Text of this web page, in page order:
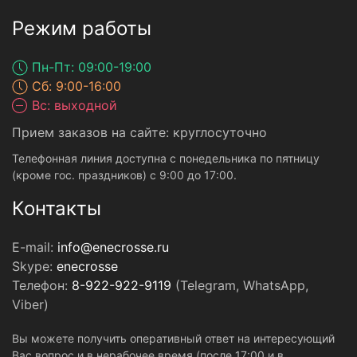
Режим работы
Пн-Пт: 09:00-19:00
Сб: 9:00-16:00
Вс: выходной
Прием заказов на сайте: круглосуточно
Телефонная линия доступна с понедельника по пятницу
(кроме гос. праздников) с 9:00 до 17:00.
Контакты
E-mail: info@enecrosse.ru
Skype: enecrosse
Телефон: 8-922-922-9119 (Telegram, WhatsApp,
Viber)
Вы можете получить оперативный ответ на интересующий